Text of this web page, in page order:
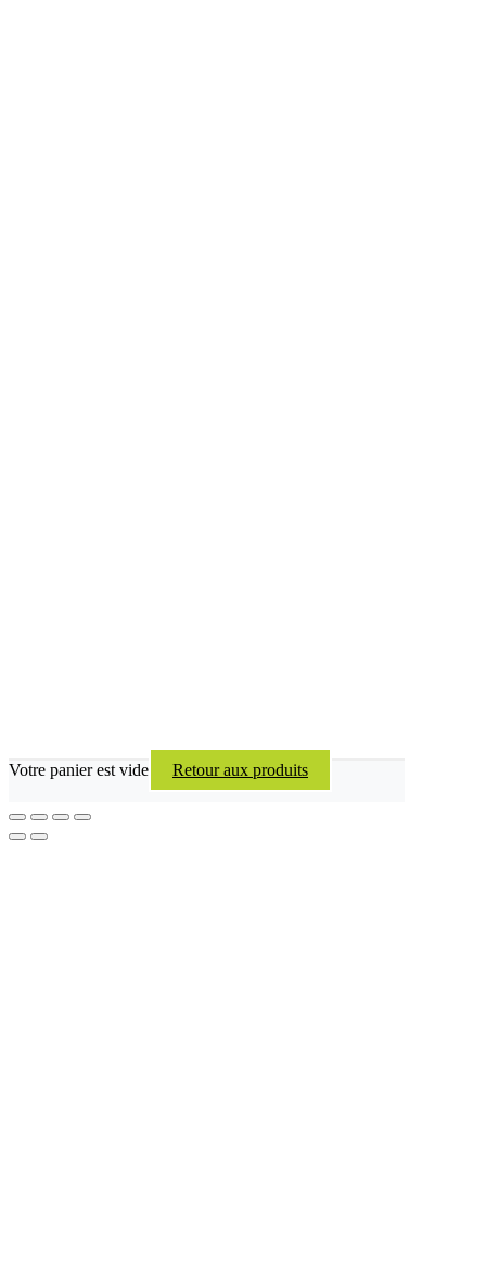
Votre panier est vide Retour aux produits